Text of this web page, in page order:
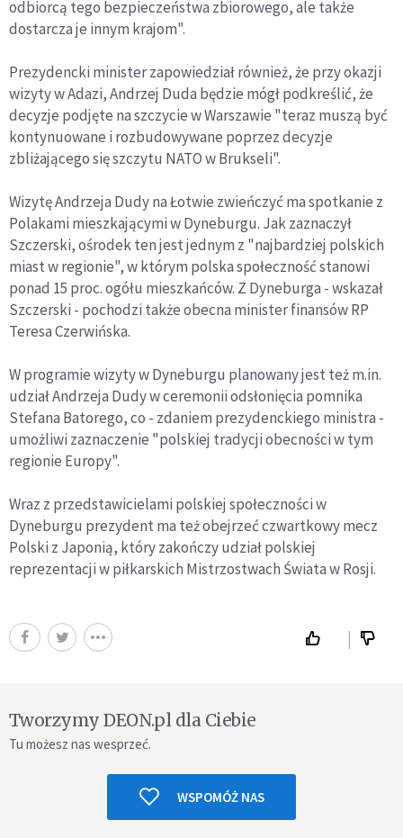
odbiorcą tego bezpieczeństwa zbiorowego, ale także
dostarcza je innym krajom".
Prezydencki minister zapowiedział również, że przy okazji
wizyty w Adazi, Andrzej Duda będzie mógł podkreślić, że
decyzje podjęte na szczycie w Warszawie "teraz muszą być
kontynuowane i rozbudowywane poprzez decyzje
zbliżającego się szczytu NATO w Brukseli".
Wizytę Andrzeja Dudy na Łotwie zwieńczyć ma spotkanie z
Polakami mieszkającymi w Dyneburgu. Jak zaznaczył
Szczerski, ośrodek ten jest jednym z "najbardziej polskich
miast w regionie", w którym polska społeczność stanowi
ponad 15 proc. ogółu mieszkańców. Z Dyneburga - wskazał
Szczerski - pochodzi także obecna minister finansów RP
Teresa Czerwińska.
W programie wizyty w Dyneburgu planowany jest też m.in.
udział Andrzeja Dudy w ceremonii odsłonięcia pomnika
Stefana Batorego, co - zdaniem prezydenckiego ministra -
umożliwi zaznaczenie "polskiej tradycji obecności w tym
regionie Europy".
Wraz z przedstawicielami polskiej społeczności w
Dyneburgu prezydent ma też obejrzeć czwartkowy mecz
Polski z Japonią, który zakończy udział polskiej
reprezentacji w piłkarskich Mistrzostwach Świata w Rosji.
Tworzymy DEON.pl dla Ciebie
Tu możesz nas wesprzeć.
WSPOMÓŻ NAS